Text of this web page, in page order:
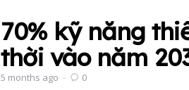
70% kỹ năng
thời vào năm
5 months ago 0